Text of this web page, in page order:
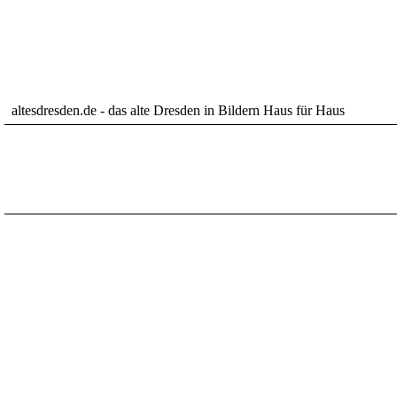
altesdresden.de - das alte Dresden in Bildern Haus für Haus